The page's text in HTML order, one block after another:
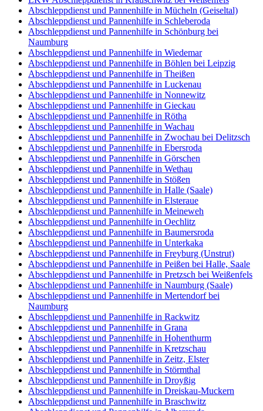
Abschleppdienst und Pannenhilfe in Mücheln (Geiseltal)
Abschleppdienst und Pannenhilfe in Schleberoda
Abschleppdienst und Pannenhilfe in Schönburg bei
Naumburg
Abschleppdienst und Pannenhilfe in Wiedemar
Abschleppdienst und Pannenhilfe in Böhlen bei Leipzig
Abschleppdienst und Pannenhilfe in Theißen
Abschleppdienst und Pannenhilfe in Luckenau
Abschleppdienst und Pannenhilfe in Nonnewitz
Abschleppdienst und Pannenhilfe in Gieckau
Abschleppdienst und Pannenhilfe in Rötha
Abschleppdienst und Pannenhilfe in Wachau
Abschleppdienst und Pannenhilfe in Zwochau bei Delitzsch
Abschleppdienst und Pannenhilfe in Ebersroda
Abschleppdienst und Pannenhilfe in Görschen
Abschleppdienst und Pannenhilfe in Wethau
Abschleppdienst und Pannenhilfe in Stößen
Abschleppdienst und Pannenhilfe in Halle (Saale)
Abschleppdienst und Pannenhilfe in Elsteraue
Abschleppdienst und Pannenhilfe in Meineweh
Abschleppdienst und Pannenhilfe in Oechlitz
Abschleppdienst und Pannenhilfe in Baumersroda
Abschleppdienst und Pannenhilfe in Unterkaka
Abschleppdienst und Pannenhilfe in Freyburg (Unstrut)
Abschleppdienst und Pannenhilfe in Peißen bei Halle, Saale
Abschleppdienst und Pannenhilfe in Pretzsch bei Weißenfels
Abschleppdienst und Pannenhilfe in Naumburg (Saale)
Abschleppdienst und Pannenhilfe in Mertendorf bei
Naumburg
Abschleppdienst und Pannenhilfe in Rackwitz
Abschleppdienst und Pannenhilfe in Grana
Abschleppdienst und Pannenhilfe in Hohenthurm
Abschleppdienst und Pannenhilfe in Kretzschau
Abschleppdienst und Pannenhilfe in Zeitz, Elster
Abschleppdienst und Pannenhilfe in Störmthal
Abschleppdienst und Pannenhilfe in Droyßig
Abschleppdienst und Pannenhilfe in Dreiskau-Muckern
Abschleppdienst und Pannenhilfe in Braschwitz